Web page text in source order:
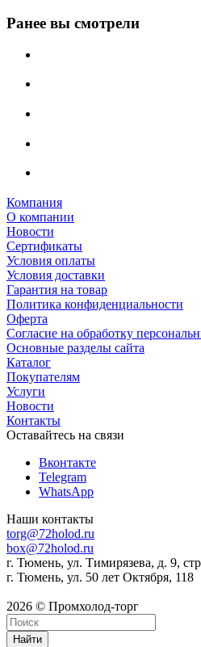
Ранее вы смотрели
Компания
О компании
Новости
Сертификаты
Условия оплаты
Условия доставки
Гарантия на товар
Политика конфиденциальности
Оферта
Согласие на обработку
Основные разделы сайта
Каталог
Покупателям
Услуги
Новости
Контакты
Оставайтесь на связи
Вконтакте
Telegram
WhatsApp
Наши контакты
torg@72holod.ru
box@72holod.ru
г. Тюмень, ул. Тимирязева, д. 9,
г. Тюмень, ул. 50 лет Октября, 118
2026 © Промхолод-торг
Найти